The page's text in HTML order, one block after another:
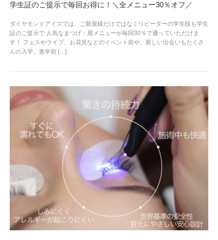
学生証のご提示で毎回お得に！＼全メニュー30％オフ／
ダイヤモンドアイズでは、ご新規様だけではなくリピーターの学生様も学生
証のご提示で 人気なまつげ・眉メニューが毎回30％で通っていただけま
す！ フェスやライブ、お花見などのイベント前や、新しい出会いもたくさ
んの入学、進学前 […]